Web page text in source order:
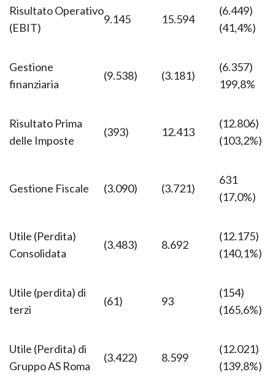
Risultato Operativo
(EBIT)
(6.449)
(41,4%)
Gestione
(9.538) (3.181)
(6.357)
199,8%
Risultato Prima
delle Imposte
(393)
(12.806)
(103,2%)
(3.090) (3.721)
631
(17,0%)
Utile (Perdita)
(3.483)
(12.175)
(140,1%)
Utile (perdita) di
(61)
(154)
(165,6%)
Utile (Perdita) di
Gruppo AS Roma
(3.422)
(12.021)
(139,8%)